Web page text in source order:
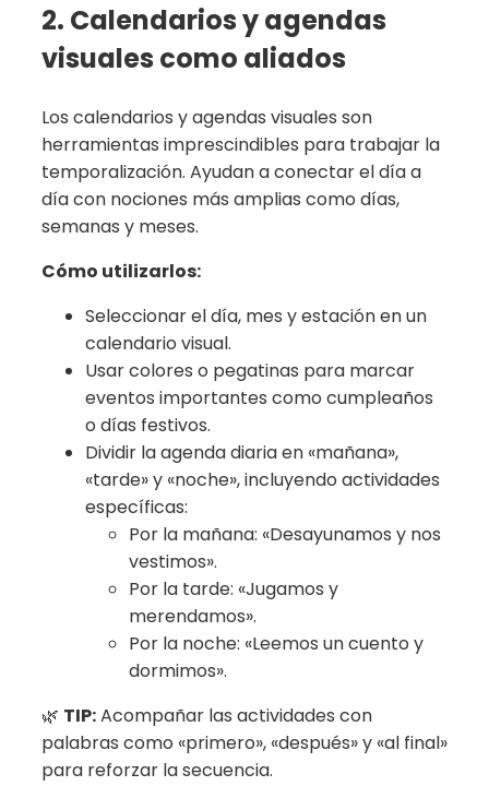
2. Calendarios y agendas
visuales como aliados
Los calendarios y agendas visuales son
herramientas imprescindibles para trabajar la
temporalización. Ayudan a conectar el día a
día con nociones más amplias como días,
semanas y meses.
Cómo utilizarlos:
Seleccionar el día, mes y estación en un
calendario visual.
Usar colores o pegatinas para marcar
eventos importantes como cumpleaños
o días festivos.
Dividir la agenda diaria en «mañana»,
«tarde» y «noche», incluyendo actividades
específicas:
Por la mañana: «Desayunamos y nos
vestimos».
Por la tarde: «Jugamos y
merendamos».
Por la noche: «Leemos un cuento y
dormimos».
🌿 TIP:Acompañar las actividades con
palabras como «primero», «después» y «al final»
para reforzar la secuencia.